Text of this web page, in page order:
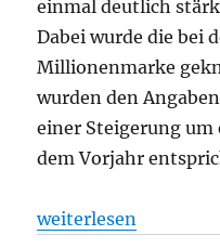
einmal deutlich
Dabei wurde die bei
Millionenmarke
wurden den
einer Steigerung
dem Vorjahr
„Radverkehr:
weiterlesen